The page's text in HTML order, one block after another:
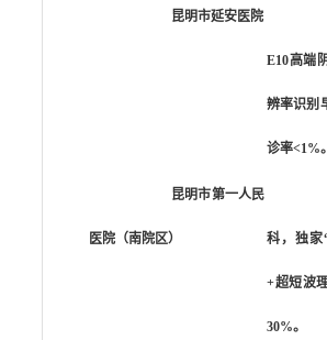
昆明市延安医院
E10高端
辨率识别
诊率<1%。
昆明市第一人民
医院（南院区） 科，独家
+超短波
30%。